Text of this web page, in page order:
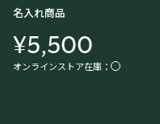
名入れ商品
¥5,500
オンラインストア在庫：